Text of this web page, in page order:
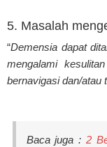
5. Masalah
“Demensia dapat
mengalami
bernavigasi dan/atau
Baca juga :2